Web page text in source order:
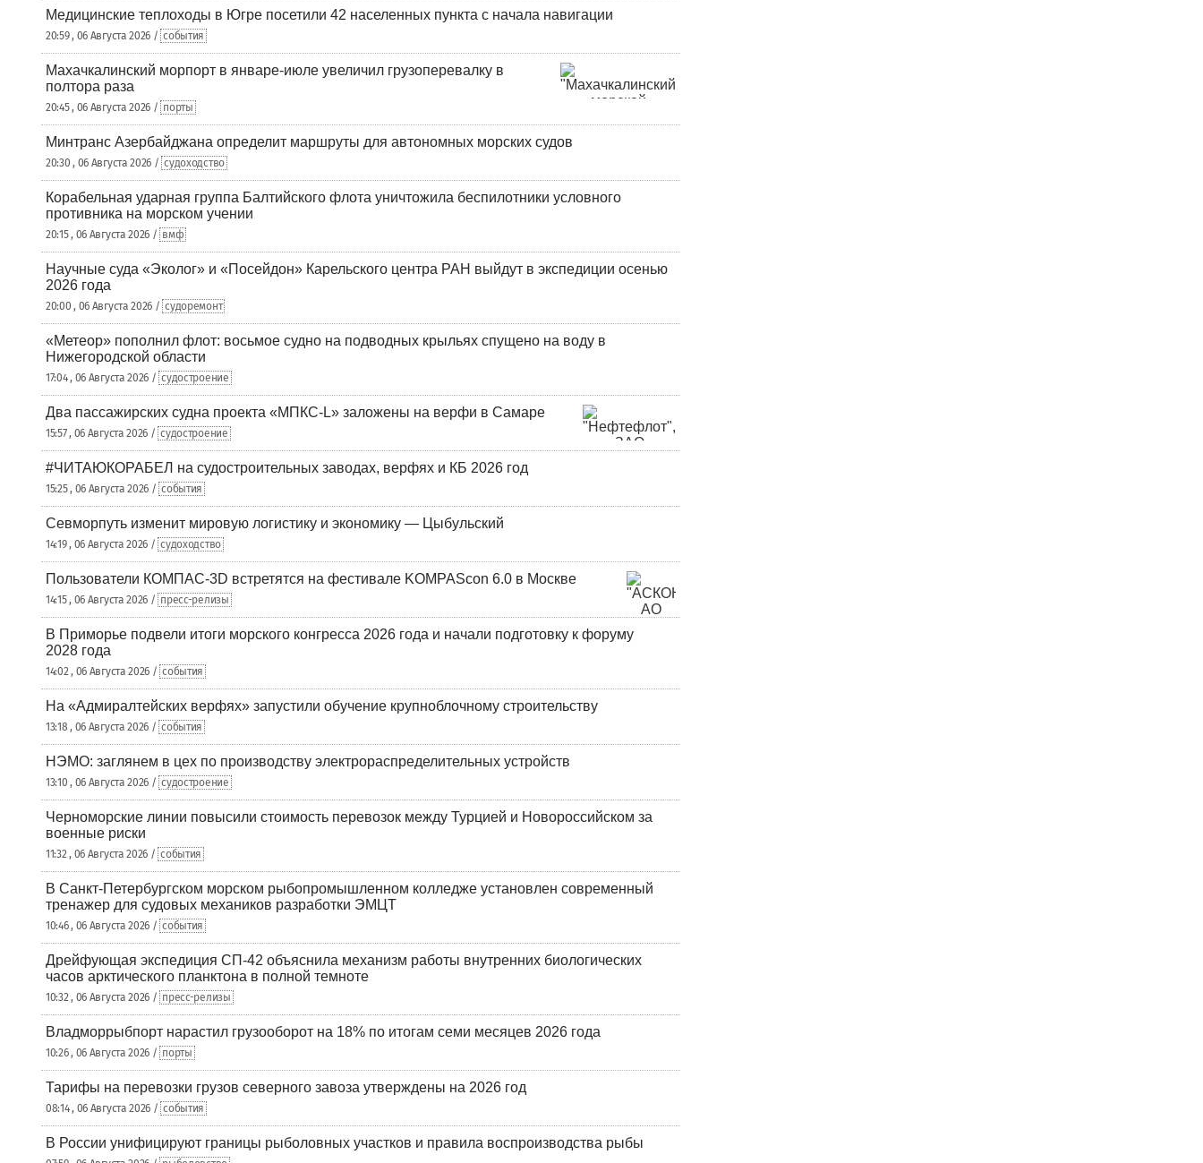
Медицинские теплоходы в Югре посетили 42 населенных пункта с начала навигации
20:59 , 06 Августа 2026 / события
Махачкалинский морпорт в январе-июле увеличил грузоперевалку в
полтора раза
20:45 , 06 Августа 2026 / порты
Минтранс Азербайджана определит маршруты для автономных морских судов
20:30 , 06 Августа 2026 / судоходство
Корабельная ударная группа Балтийского флота уничтожила беспилотники условного
противника на морском учении
20:15 , 06 Августа 2026 / вмф
Научные суда «Эколог» и «Посейдон» Карельского центра РАН выйдут в экспедиции осенью
2026 года
20:00 , 06 Августа 2026 / судоремонт
«Метеор» пополнил флот: восьмое судно на подводных крыльях спущено на воду в
Нижегородской области
17:04 , 06 Августа 2026 / судостроение
Два пассажирских судна проекта «МПКС-L» заложены на верфи в Самаре
15:57 , 06 Августа 2026 / судостроение
#ЧИТАЮКОРАБЕЛ на судостроительных заводах, верфях и КБ 2026 год
15:25 , 06 Августа 2026 / события
Севморпуть изменит мировую логистику и экономику — Цыбульский
14:19 , 06 Августа 2026 / судоходство
Пользователи КОМПАС-3D встретятся на фестивале KOMPAScon 6.0 в Москве
14:15 , 06 Августа 2026 / пресс-релизы
В Приморье подвели итоги морского конгресса 2026 года и начали подготовку к форуму
2028 года
14:02 , 06 Августа 2026 / события
На «Адмиралтейских верфях» запустили обучение крупноблочному строительству
13:18 , 06 Августа 2026 / события
НЭМО: заглянем в цех по производству электрораспределительных устройств
13:10 , 06 Августа 2026 / судостроение
Черноморские линии повысили стоимость перевозок между Турцией и Новороссийском за
военные риски
11:32 , 06 Августа 2026 / события
В Санкт-Петербургском морском рыбопромышленном колледже установлен современный
тренажер для судовых механиков разработки ЭМЦТ
10:46 , 06 Августа 2026 / события
Дрейфующая экспедиция СП-42 объяснила механизм работы внутренних биологических
часов арктического планктона в полной темноте
10:32 , 06 Августа 2026 / пресс-релизы
Владморрыбпорт нарастил грузооборот на 18% по итогам семи месяцев 2026 года
10:26 , 06 Августа 2026 / порты
Тарифы на перевозки грузов северного завоза утверждены на 2026 год
08:14 , 06 Августа 2026 / события
В России унифицируют границы рыболовных участков и правила воспроизводства рыбы